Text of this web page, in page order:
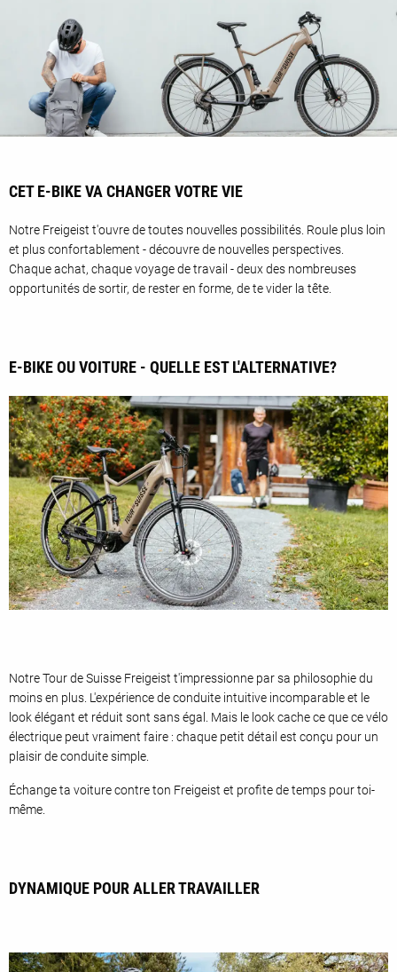
CET E-BIKE VA CHANGER VOTRE VIE
Notre Freigeist t'ouvre de toutes nouvelles possibilités. Roule plus loin
et plus confortablement - découvre de nouvelles perspectives.
Chaque achat, chaque voyage de travail - deux des nombreuses
opportunités de sortir, de rester en forme, de te vider la tête.
E-BIKE OU VOITURE - QUELLE EST L'ALTERNATIVE?
Notre Tour de Suisse Freigeist t'impressionne par sa philosophie du
moins en plus. L'expérience de conduite intuitive incomparable et le
look élégant et réduit sont sans égal. Mais le look cache ce que ce vélo
électrique peut vraiment faire : chaque petit détail est conçu pour un
plaisir de conduite simple.
Échange ta voiture contre ton Freigeist et profite de temps pour toi-
même.
DYNAMIQUE POUR ALLER TRAVAILLER